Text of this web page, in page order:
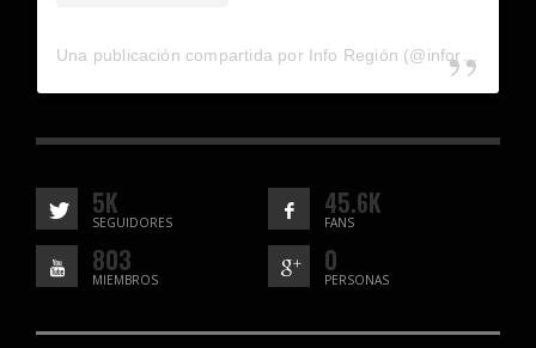
Una publicación compartida por Info Región (@inforegion_redes)
5K
SEGUIDORES
45.6K
FANS
803
MIEMBROS
0
PERSONAS